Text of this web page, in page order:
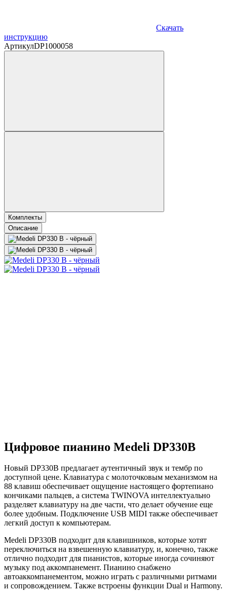
Скачать
инструкцию
АртикулDP1000058
Комплекты
Описание
Цифровое пианино Medeli DP330B
Новый DP330B предлагает аутентичный звук и тембр по
доступной цене. Клавиатура с молоточковым механизмом на
88 клавиш обеспечивает ощущение настоящего фортепиано
кончиками пальцев, а система TWINOVA интеллектуально
разделяет клавиатуру на две части, что делает обучение еще
более удобным. Подключение USB MIDI также обеспечивает
легкий доступ к компьютерам.
Medeli DP330B подходит для клавишников, которые хотят
переключиться на взвешенную клавиатуру, и, конечно, также
отлично подходит для пианистов, которые иногда сочиняют
музыку под аккомпанемент. Пианино снабжено
автоаккомпанементом, можно играть с различными ритмами
и сопровождением. Также встроены функции Dual и Harmony.